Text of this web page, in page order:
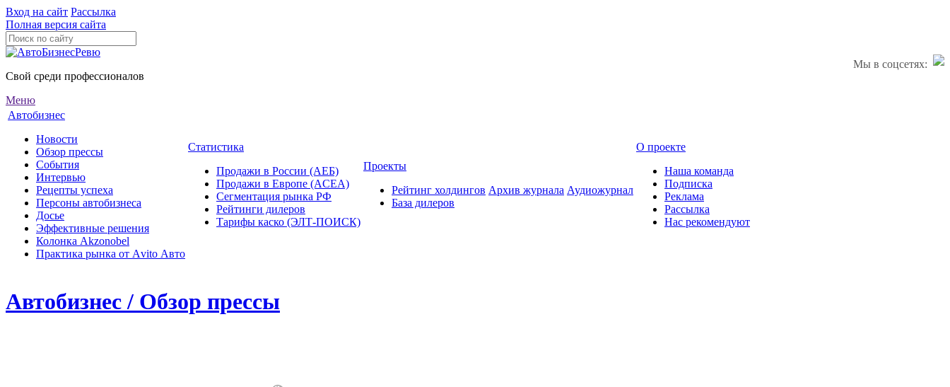
Вход на сайт Рассылка
Полная версия сайта
Мы в соцсетях:
Свой среди профессионалов
Меню
Автобизнес
Новости
Обзор прессы
События
Интервью
Рецепты успеха
Персоны автобизнеса
Досье
Эффективные решения
Колонка Akzonobel
Практика рынка от Аvito Авто
Статистика
Продажи в России (АЕБ)
Продажи в Европе (ACEA)
Сегментация рынка РФ
Рейтинги дилеров
Тарифы каско (ЭЛТ-ПОИСК)
Проекты
Рейтинг холдингов
База дилеров
Архив журнала Аудиожурнал
О проекте
Наша команда
Подписка
Реклама
Рассылка
Нас рекомендуют
Автобизнес / Обзор прессы